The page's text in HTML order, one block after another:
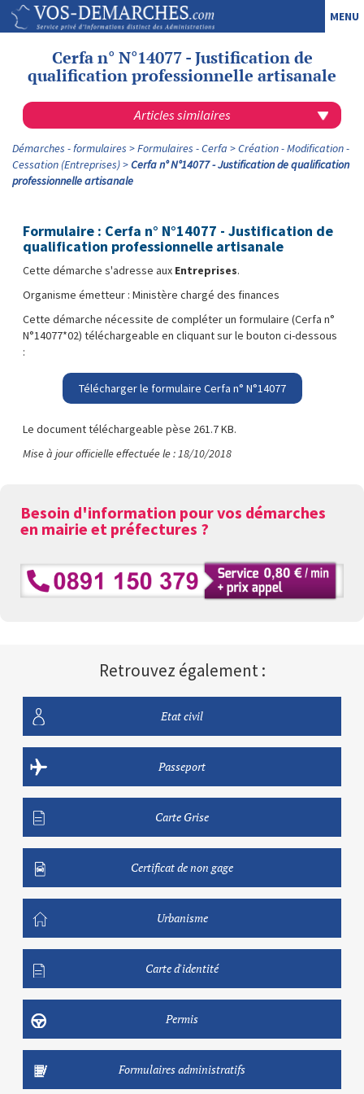
MENU
Cerfa n° N°14077 - Justification de
qualification professionnelle artisanale
Articles similaires
Démarches - formulaires Formulaires - Cerfa
Création - Modification -
Cessation (Entreprises)
Cerfa n° N°14077 - Justification de qualification
professionnelle artisanale
Formulaire : Cerfa n° N°14077 - Justification de
qualification professionnelle artisanale
Cette démarche s'adresse aux Entreprises.
Organisme émetteur : Ministère chargé des finances
Cette démarche nécessite de compléter un formulaire (Cerfa n°
N°14077*02) téléchargeable en cliquant sur le bouton ci-dessous
:
Télécharger le formulaire Cerfa n° N°14077
Le document téléchargeable pèse 261.7 KB.
Mise à jour officielle effectuée le : 18/10/2018
Besoin d'information pour vos démarches
en mairie et préfectures ?
Retrouvez également :
Etat civil
Passeport
Carte Grise
Certificat de non gage
Urbanisme
Carte d'identité
Permis
Formulaires administratifs